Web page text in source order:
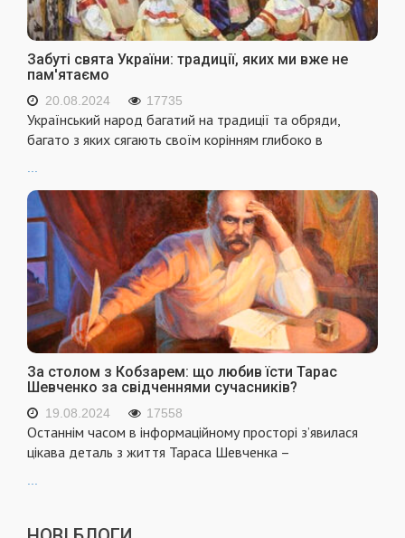
Забуті свята України: традиції, яких ми вже не
пам'ятаємо
20.08.2024 17735
Український народ багатий на традиції та обряди,
багато з яких сягають своїм корінням глибоко в
За столом з Кобзарем: що любив їсти Тарас
Шевченко за свідченнями сучасників?
19.08.2024 17558
Останнім часом в інформаційному просторі з’явилася
цікава деталь з життя Тараса Шевченка –